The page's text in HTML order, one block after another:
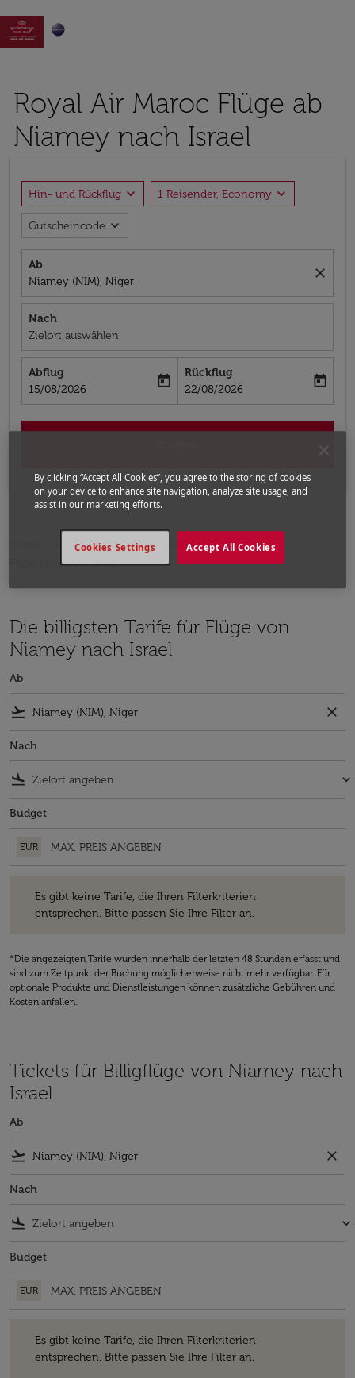

Royal Air Maroc Flüge ab
Niamey nach Israel
Hin- und Rückflug expand_more 1 Reisender, Economy expand_more
Gutscheincode expand_more
Ab
Niamey (NIM), Niger
close
Nach
Zielort auswählen
Abflug
fc-booking-departure-date-aria-label
15/08/2026
today
Rückflug
fc-booking-return-date-aria-label
22/08/2026
today
Flüge
Flüge nach Israel
Flüge Niamey - Israel
Die billigsten Tarife für Flüge von
Niamey nach Israel
Ab
flight_takeoff close
Nach
flight_land keyboard_arrow_down
Budget
EUR
Es gibt keine Tarife, die Ihren Filterkriterien
entsprechen. Bitte passen Sie Ihre Filter an.
*Die angezeigten Tarife wurden innerhalb der letzten 48 Stunden erfasst und
sind zum Zeitpunkt der Buchung möglicherweise nicht mehr verfügbar. Für
optionale Produkte und Dienstleistungen können zusätzliche Gebühren und
Kosten anfallen.
Tickets für Billigflüge von Niamey nach
Israel
Ab
flight_takeoff close
Nach
flight_land keyboard_arrow_down
Budget
EUR
Es gibt keine Tarife, die Ihren Filterkriterien
entsprechen. Bitte passen Sie Ihre Filter an.
By clicking “Accept All Cookies”, you agree to the storing of cookies
on your device to enhance site navigation, analyze site usage, and
assist in our marketing efforts.
Accept All Cookies
Cookies Settings